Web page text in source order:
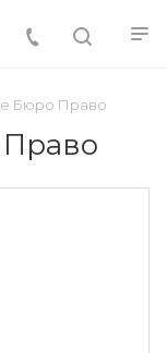
Бюро Право